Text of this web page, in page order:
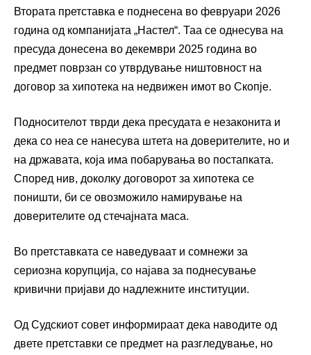
Втората претставка е поднесена во февруари 2026
година од компанијата „Настел“. Таа се однесува на
пресуда донесена во декември 2025 година во
предмет поврзан со утврдување ништовност на
договор за хипотека на недвижен имот во Скопје.
Подносителот тврди дека пресудата е незаконита и
дека со неа се нанесува штета на доверителите, но и
на државата, која има побарувања во постапката.
Според нив, доколку договорот за хипотека се
поништи, би се овозможило намирување на
доверителите од стечајната маса.
Во претставката се наведуваат и сомнежи за
сериозна корупција, со најава за поднесување
кривични пријави до надлежните институции.
Од Судскиот совет информираат дека наводите од
двете претставки се предмет на разгледување, но